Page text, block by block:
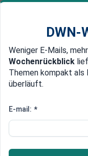
Newsticker
Edelmetalle
Weg nach Großbritannien
Frankreich:
DWN-
Weniger E-Mails,
Wochenrückblick
Themen kompakt
überläuft.
E-mail: *